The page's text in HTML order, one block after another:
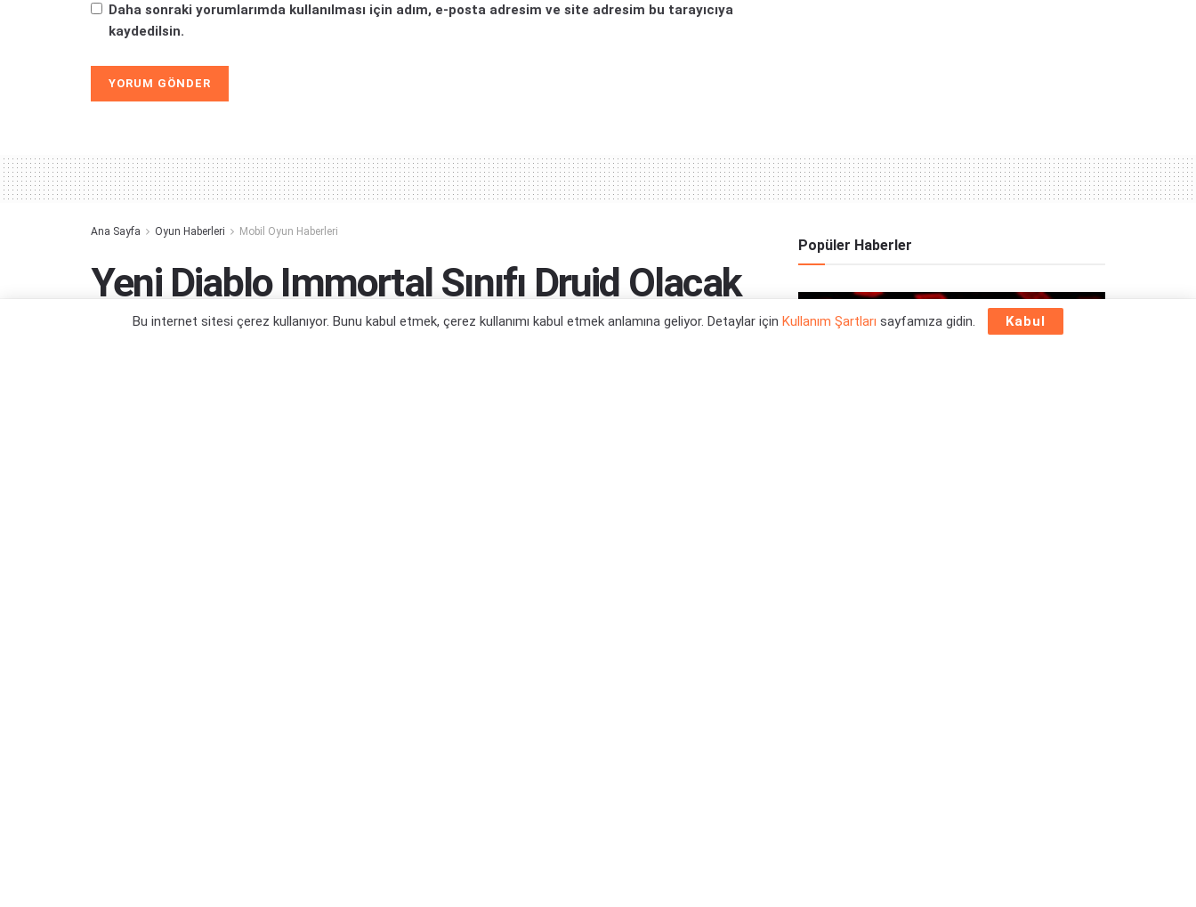
Daha sonraki yorumlarımda kullanılması için adım, e-posta adresim ve site adresim bu tarayıcıya
kaydedilsin.
Ana Sayfa Oyun Haberleri Mobil Oyun Haberleri
Yeni Diablo Immortal Sınıfı Druid Olacak
Temmuz ayı, Diablo için hareketli geçecek...
Popüler Haberler
Bu internet sitesi çerez kullanıyor. Bunu kabul etmek, çerez kullanımı kabul etmek anlamına geliyor. Detaylar için Kullanım Şartları sayfamıza gidin. Kabul